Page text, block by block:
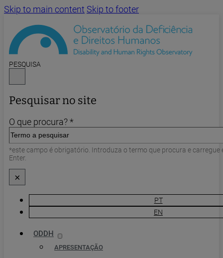
Skip to main content Skip to footer
PESQUISA
Pesquisar no site
O que procura? *
*este campo é obrigatório. Introduza o termo que procura e carregue
Enter.
×
PT
EN
ODDH
APRESENTAÇÃO